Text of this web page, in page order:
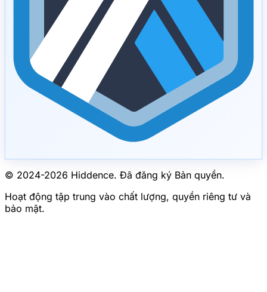
© 2024-2026 Hiddence. Đã đăng ký Bản quyền.
Hoạt động tập trung vào chất lượng, quyền riêng tư và
bảo mật.